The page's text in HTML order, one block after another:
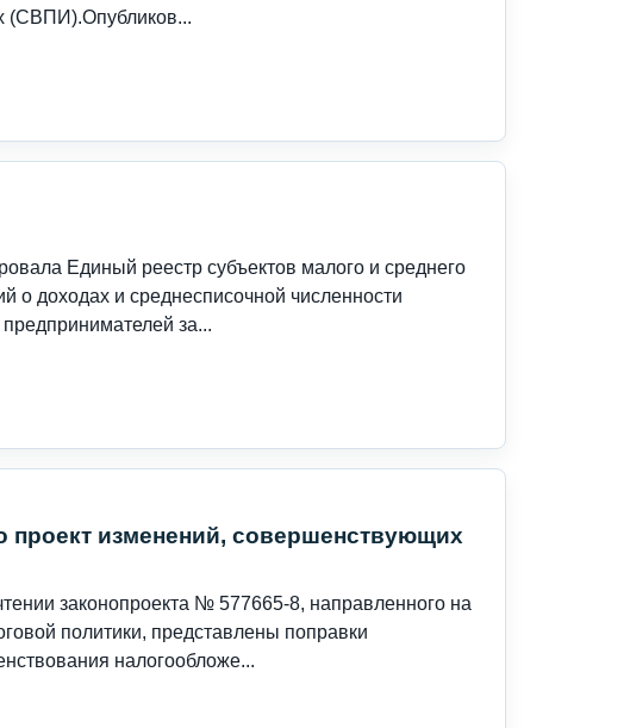
(СВПИ).Опубликов...
Единый реестр субъектов малого и среднего
о доходах и среднесписочной численности
за...
проект изменений, совершенствующих
законопроекта № 577665-8, направленного на
политики, представлены поправки
налогообложе...